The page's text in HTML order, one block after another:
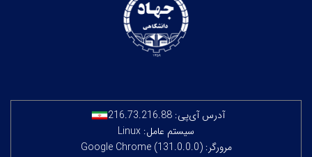
آدرس آی‌پی: 216.73.216.88
سیستم عامل: Linux
مرورگر: Google Chrome (131.0.0.0)